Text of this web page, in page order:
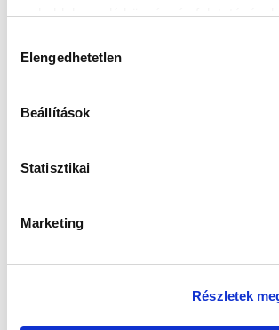
weboldalon való böngészés folytatásával
kiválasztása
Elengedhetetlen
Beállítások
Statisztikai
Marketing
Részletek